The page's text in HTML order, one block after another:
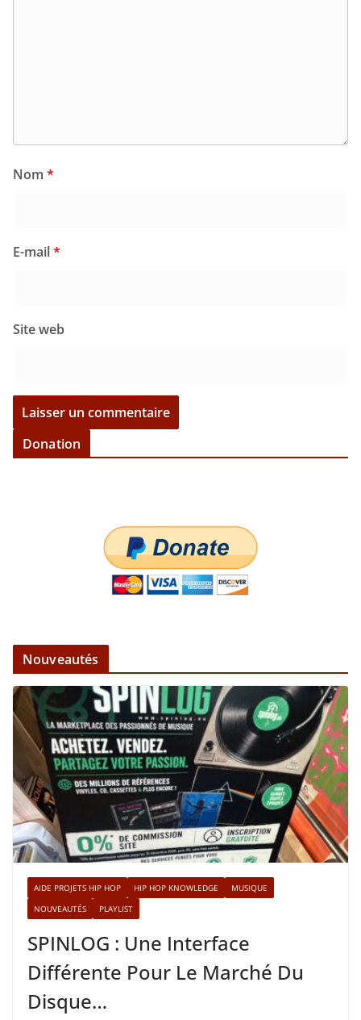
Nom *
E-mail*
Site web
Donation
Nouveautés
AIDE PROJETS HIP HOP HIP HOP KNOWLEDGE
MUSIQUE
NOUVEAUTÉS
PLAYLIST
SPINLOG : Une Interface
Différente Pour Le Marché Du
Disque…